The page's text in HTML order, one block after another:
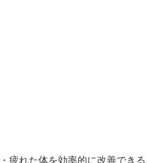
疲れた体を効率的に改善できる